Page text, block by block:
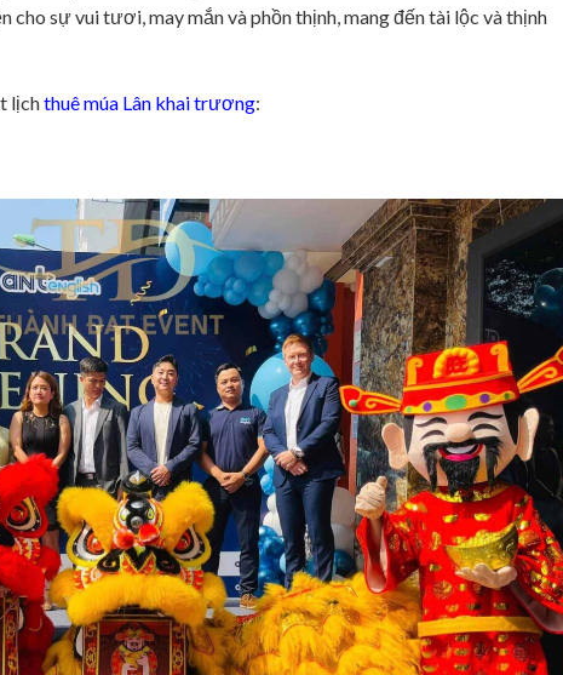
cho sự vui tươi, may mắn và phồn thịnh, mang đến tài lộc và thịnh
lịchthuê múa Lân khai trương: